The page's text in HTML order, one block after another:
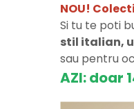
NOU!
Si tu te poti
stil italian,
sau pentru
AZI: doar